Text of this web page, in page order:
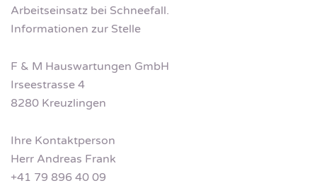
Arbeitseinsatz bei Schneefall.
Informationen zur Stelle
F & M Hauswartungen GmbH
Irseestrasse 4
8280 Kreuzlingen
Ihre Kontaktperson
Herr Andreas Frank
+41 79 896 40 09